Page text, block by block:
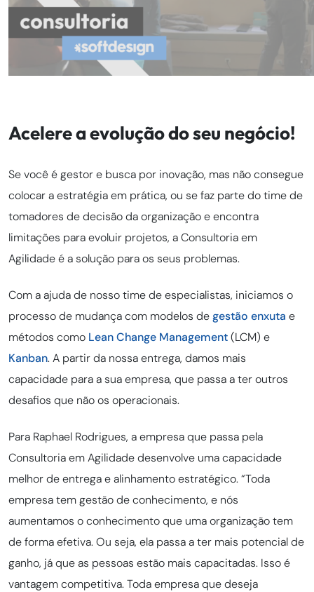
Acelere a evolução do seu negócio!
Se você é gestor e busca por inovação, mas não consegue
colocar a estratégia em prática, ou se faz parte do time de
tomadores de decisão da organização e encontra
limitações para evoluir projetos, a Consultoria em
Agilidade é a solução para os seus problemas.
Com a ajuda de nosso time de especialistas, iniciamos o
processo de mudança com modelos degestão enxuta e
métodos como Lean Change Management(LCM) e
Kanban. A partir da nossa entrega, damos mais
capacidade para a sua empresa, que passa a ter outros
desafios que não os operacionais.
Para Raphael Rodrigues, a empresa que passa pela
Consultoria em Agilidade desenvolve uma capacidade
melhor de entrega e alinhamento estratégico. “Toda
empresa tem gestão de conhecimento, e nós
aumentamos o conhecimento que uma organização tem
de forma efetiva. Ou seja, ela passa a ter mais potencial de
ganho, já que as pessoas estão mais capacitadas. Isso é
vantagem competitiva. Toda empresa que deseja